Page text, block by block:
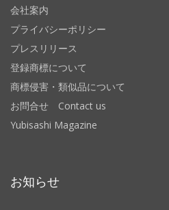
会社案内
プライバシーポリシー
プレスリリース
登録商標について
商標侵害・類似品について
お問合せ Contact us
Yubisashi Magazine
お知らせ